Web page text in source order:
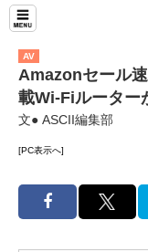
AV
Amazonセール
載Wi-Fiルーター
文● ASCII編集部
[PC表示へ]